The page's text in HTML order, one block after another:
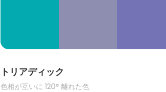
トリアディック
色相が互いに 120° 離れた色